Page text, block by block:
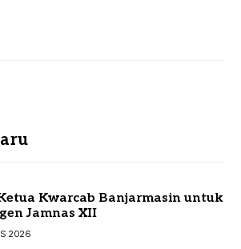
Kwarcab Banjarmasin untuk
Jamnas XII
2026